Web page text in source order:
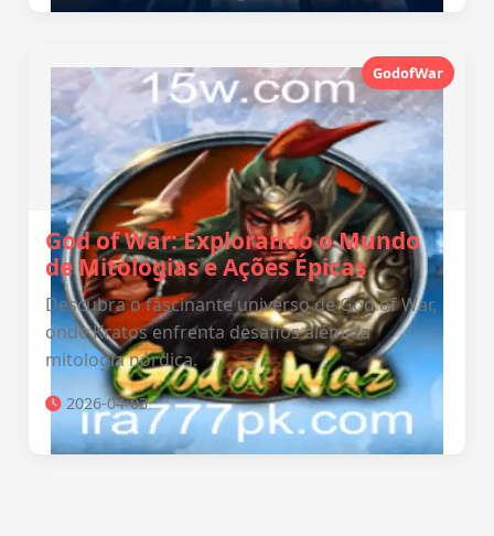
GodofWar
God of War: Explorando o Mundo
de Mitologias e Ações Épicas
Descubra o fascinante universo de God of War,
onde Kratos enfrenta desafios além da
mitologia nórdica.
2026-04-03